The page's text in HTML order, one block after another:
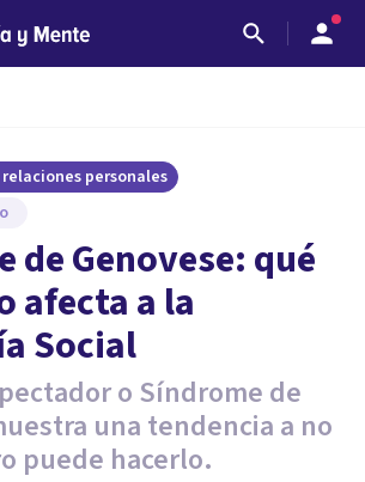
personales
de Genovese: qué
afecta a la
Social
o Síndrome de
una tendencia a no
puede hacerlo.